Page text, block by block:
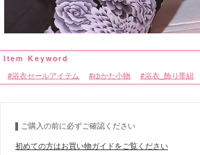
浴衣セールアイテム ゆかた小物 浴衣_飾り帯紐
ご購入の前に必ずご確認ください
初めての方はお買い物ガイドをご覧ください